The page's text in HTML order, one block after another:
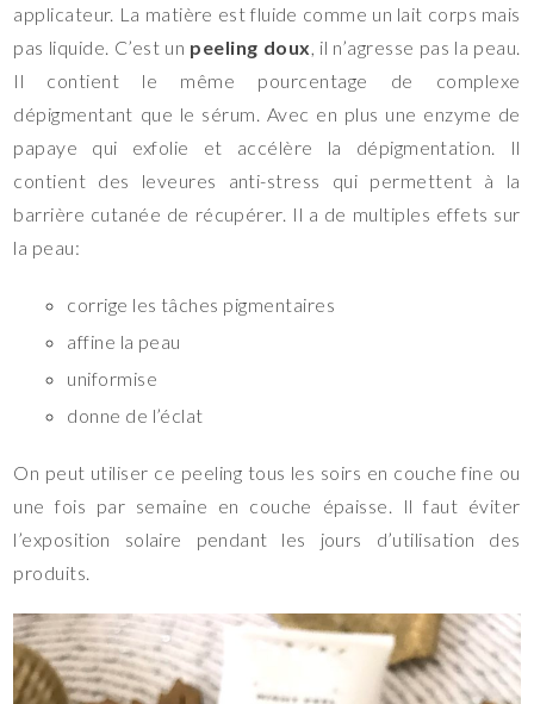
applicateur. La matière est fluide comme un lait corps mais
pas liquide. C’est un peeling doux, il n’agresse pas la peau.
Il contient le même pourcentage de complexe
dépigmentant que le sérum. Avec en plus une enzyme de
papaye qui exfolie et accélère la dépigmentation. Il
contient des leveures anti-stress qui permettent à la
barrière cutanée de récupérer. Il a de multiples effets sur
la peau:
corrige les tâches pigmentaires
affine la peau
uniformise
donne de l’éclat
On peut utiliser ce peeling tous les soirs en couche fine ou
une fois par semaine en couche épaisse. Il faut éviter
l’exposition solaire pendant les jours d’utilisation des
produits.